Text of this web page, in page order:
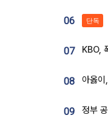
06 단독
07
08
09